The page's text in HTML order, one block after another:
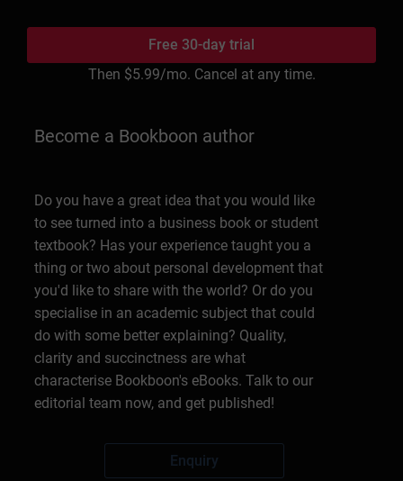
Free 30-day trial
Then $5.99/mo. Cancel at any time.
Become a Bookboon author
Do you have a great idea that you would like
to see turned into a business book or student
textbook? Has your experience taught you a
thing or two about personal development that
you'd like to share with the world? Or do you
specialise in an academic subject that could
do with some better explaining? Quality,
clarity and succinctness are what
characterise Bookboon's eBooks. Talk to our
editorial team now, and get published!
Enquiry